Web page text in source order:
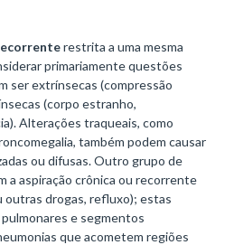
restrita a uma mesma
primariamente questões
ser extrínsecas (compressão
(corpo estranho,
Alterações traqueais, como
também podem causar
ou difusas. Outro grupo de
a aspiração crônica ou recorrente
outras drogas, refluxo); estas
e segmentos
que acometem regiões